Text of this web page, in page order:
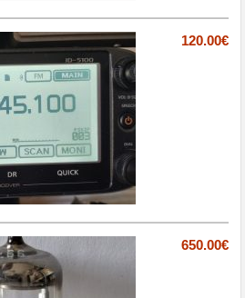
120.00€
650.00€